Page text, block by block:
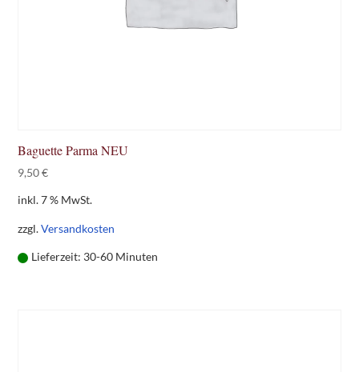
Baguette Parma NEU
9,50€
inkl. 7 % MwSt.
zzgl.Versandkosten
Lieferzeit: 30-60 Minuten